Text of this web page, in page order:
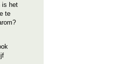
is het
te